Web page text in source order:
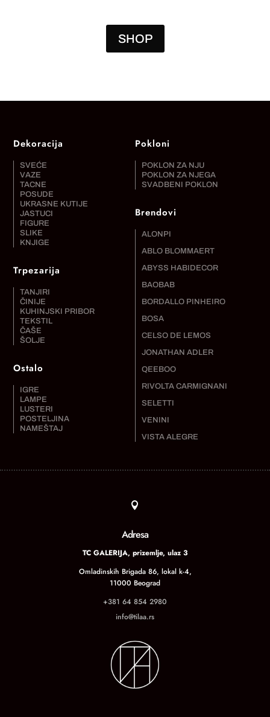
SHOP
Dekoracija
SVEĆE
VAZE
TACNE
POSUDE
UKRASNE KUTIJE
JASTUCI
FIGURE
SLIKE
KNJIGE
Trpezarija
TANJIRI
ČINIJE
KUHINJSKI PRIBOR
TEKSTIL
ČAŠE
ŠOLJE
Ostalo
IGRE
LAMPE
LUSTERI
POSTELJINA
NAMEŠTAJ
Pokloni
POKLON ZA NJU
POKLON ZA NJEGA
SVADBENI POKLON
Brendovi
ALONPI
ABLO BLOMMAERT
ABYSS HABIDECOR
BAOBAB
BORDALLO PINHEIRO
BOSA
CELSO DE LEMOS
JONATHAN ADLER
QEEBOO
RIVOLTA CARMIGNANI
SELETTI
VENINI
VISTA ALEGRE

Adresa
TC GALERIJA, prizemlje, ulaz 3
Omladinskih Brigada 86, lokal k-4,
11000 Beograd
+381 64 854 2980
info@tilaa.rs